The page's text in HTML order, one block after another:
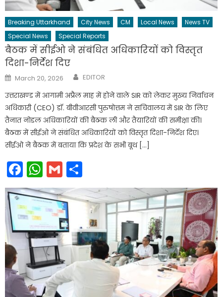
Breaking Uttarkhand City News CM Local News
News TV
Special News
Special Reports
बैठक में सीईओ ने संबंधित अधिकारियों को विस्तृत
दिशा-निर्देश दिए
Posted
on
March 20, 2026 Author
EDITOR
उत्तराखण्ड में आगामी अप्रैल माह में होने वाले SIR को लेकर मुख्य निर्वाचन
अधिकारी (CEO) डॉ. बीवीआरसी पुरुषोत्तम ने सचिवालय में SIR के लिए
तैनात नोडल अधिकारियों की बैठक ली और तैयारियों की समीक्षा की।
बैठक में सीईओ ने संबंधित अधिकारियों को विस्तृत दिशा-निर्देश दिए।
सीईओ ने बैठक में बताया कि प्रदेश के सभी बूथ […]
Facebook
WhatsApp
Gmail